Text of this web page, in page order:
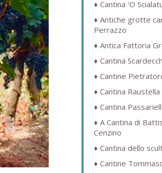
Cantina 'O
Antiche grotte
Perrazzo
Antica Fattoria
Cantina
Cantine
Cantina Raustella
Cantina
A Cantina di
Cenzino
Cantina dello
Cantine